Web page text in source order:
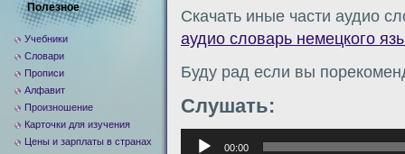
Скачать иные части аудио
аудио словарь немецкого
Буду рад если вы
Слушать:
Аудиоплеер
00:00
Полезное
Учебники
Словари
Прописи
Алфавит
Произношение
Карточки для изучения
Цены и зарплаты в странах